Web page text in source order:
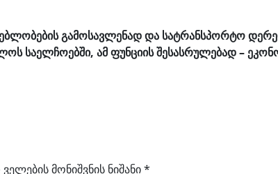
გამოსავლენად და სატრანსპორტო
საელჩოებში, ამ ფუნციის შესასრულებად –
მონიშვნის ნიშანი*